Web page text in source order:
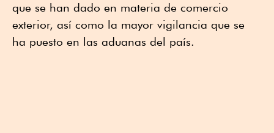
que se han dado en materia de comercio
exterior, así como la mayor vigilancia que se
ha puesto en las aduanas del país.